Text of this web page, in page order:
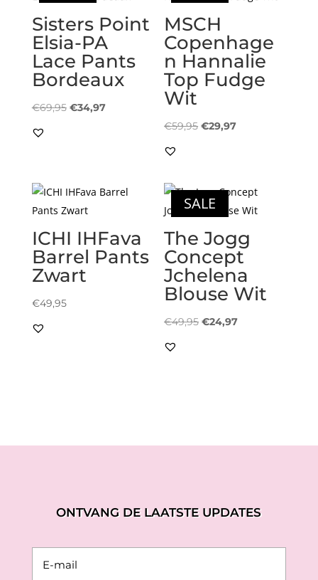
Sisters Point
Elsia-PA
Lace Pants
Bordeaux
€69,95 Oorspronkelijke
€34,97Huidige
MSCH
Copenhage
n Hannalie
Top Fudge
Wit
€59,95 Oorspronkelijke
€29,97Huidige
ICHI IHFava
Barrel Pants
Zwart
€49,95
SALE
The Jogg
Concept
Jchelena
Blouse Wit
€49,95 Oorspronkelijke
€24,97Huidige
ONTVANG DE LAATSTE UPDATES